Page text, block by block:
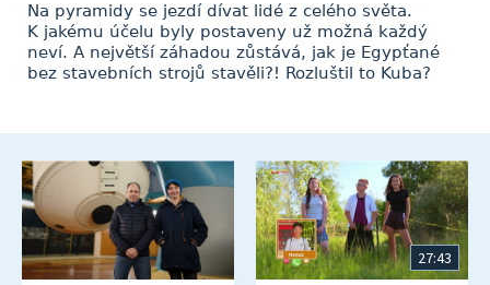
Na pyramidy se jezdí dívat lidé z celého světa.
K jakému účelu byly postaveny už možná každý
neví. A největší záhadou zůstává, jak je Egypťané
bez stavebních strojů stavěli?! Rozluštil to Kuba?
27:43